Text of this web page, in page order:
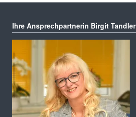
Ihre Ansprechpartnerin Birgit Tandler